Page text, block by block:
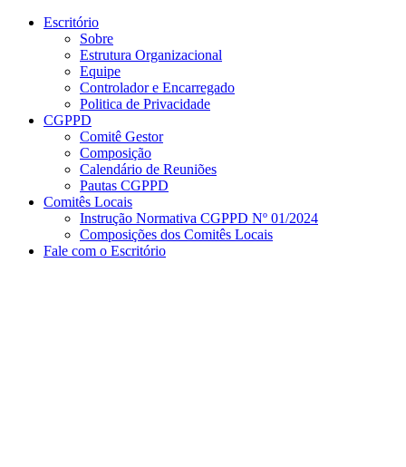
Conteúdo principal
Escritório
Sobre
Estrutura Organizacional
Equipe
Controlador e Encarregado
Politica de Privacidade
CGPPD
Comitê Gestor
Composição
Calendário de Reuniões
Pautas CGPPD
Comitês Locais
Instrução Normativa CGPPD Nº 01/2024
Composições dos Comitês Locais
Fale com o Escritório